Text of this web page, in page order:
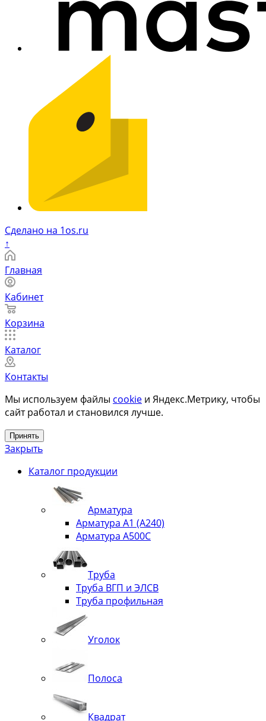
Сделано на 1os.ru
↑
Главная
Кабинет
Корзина
Каталог
Контакты
Мы используем файлы cookie и Яндекс.Метрику, чтобы
сайт работал и становился лучше.
Принять
Закрыть
Каталог продукции
Арматура
Арматура А1 (А240)
Арматура А500С
Труба
Труба ВГП и ЭЛСВ
Труба профильная
Уголок
Полоса
Квадрат